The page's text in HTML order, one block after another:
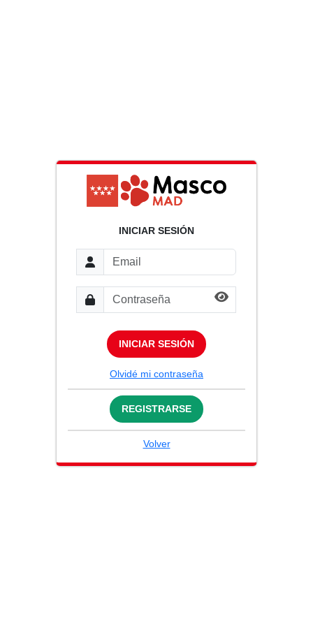
INICIAR SESIÓN
INICIAR SESIÓN
Olvidé mi contraseña
REGISTRARSE
Volver